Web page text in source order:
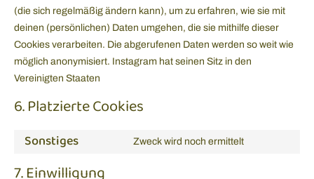
(die sich regelmäßig ändern kann), um zu erfahren, wie sie mit
deinen (persönlichen) Daten umgehen, die sie mithilfe dieser
Cookies verarbeiten. Die abgerufenen Daten werden so weit wie
möglich anonymisiert. Instagram hat seinen Sitz in den
Vereinigten Staaten
6. Platzierte Cookies
Sonstiges Zweck wird noch ermittelt
7. Einwilligung